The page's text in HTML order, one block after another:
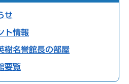
せ
ト情報
樹名誉館長の部屋
要覧